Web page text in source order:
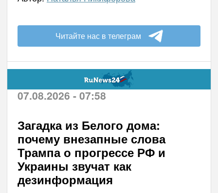
Читайте нас в телеграм
07.08.2026 - 07:58
Загадка из Белого дома:
почему внезапные слова
Трампа о прогрессе РФ и
Украины звучат как
дезинформация